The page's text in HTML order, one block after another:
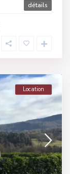
détails
Location